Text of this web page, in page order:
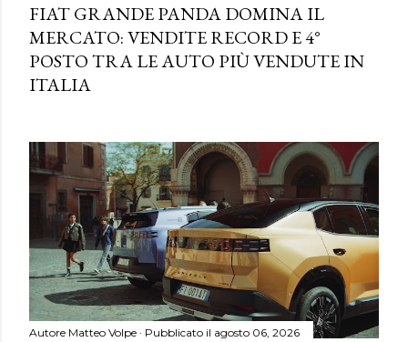
FIAT GRANDE PANDA DOMINA IL
MERCATO: VENDITE RECORD E 4°
POSTO TRA LE AUTO PIÙ VENDUTE IN
ITALIA
Autore Matteo Volpe Pubblicato il agosto 06, 2026